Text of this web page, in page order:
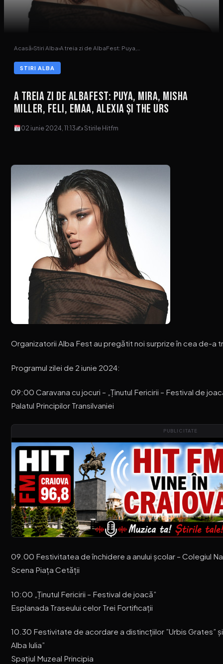
Acasă›Stiri Alba›A treia zi de AlbaFest: Puya,…
STIRI ALBA
A treia zi de AlbaFest: Puya, Mira, Misha
Miller, Feli, EMAA, Alexia și The Urs
02 iunie 2024, 11:13✍ Stirile Hitfm
Organizatorii Alba Fest au pregătit noi surprize în cea de-a
Programul zilei de 2 iunie 2024:
09:00 Caravana cu jocuri – „Ținutul Fericirii – Festival de
Palatul Principilor Transilvaniei
PUBLICITATE
09.00 Festivitatea de închidere a anului școlar – Colegiul
Scena Piața Cetății
10:00 „Ținutul Fericirii – Festival de joacă”
Esplanada Traseului celor Trei Fortificații
10.30 Festivitate de acordare a distincțiilor ”Urbis Grates”
Alba Iulia”
Spațiul Muzeal Principia